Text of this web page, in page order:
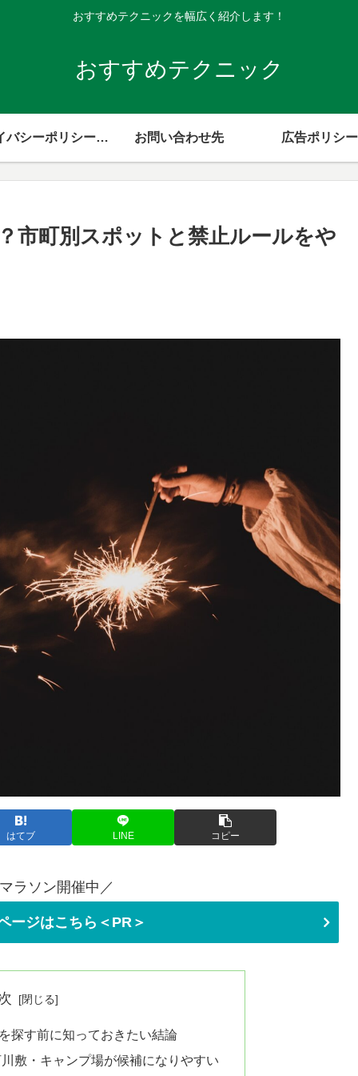
おすすめテクニックを幅広く紹介します！
おすすめテクニック
プライバシーポリシー・免責事項 お問い合わせ先 広告ポリシー
市町別スポットと禁止ルールをや
はてブ LINE コピー
ラソン開催中／
ージはこちら＜PR＞
探す前に知っておきたい結論
敷・キャンプ場が候補になりやすい